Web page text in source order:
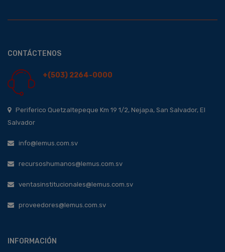
CONTÁCTENOS
+(503) 2264-0000
Periferico Quetzaltepeque Km 19 1/2, Nejapa, San Salvador, El
Salvador
info@lemus.com.sv
recursoshumanos@lemus.com.sv
ventasinstitucionales@lemus.com.sv
proveedores@lemus.com.sv
INFORMACIÓN